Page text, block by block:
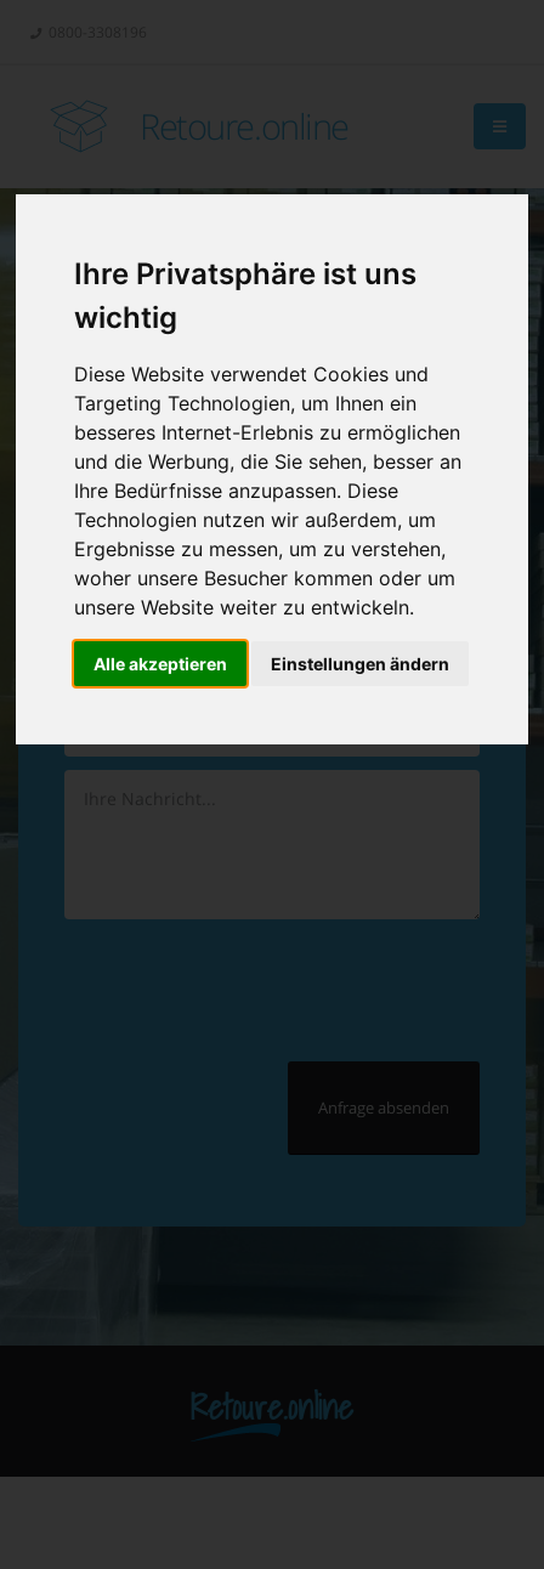
Ihre Privatsphäre ist uns
wichtig
Diese Website verwendet Cookies und
Targeting Technologien, um Ihnen ein
besseres Internet-Erlebnis zu ermöglichen
und die Werbung, die Sie sehen, besser an
Ihre Bedürfnisse anzupassen. Diese
Technologien nutzen wir außerdem, um
Ergebnisse zu messen, um zu verstehen,
woher unsere Besucher kommen oder um
unsere Website weiter zu entwickeln.
Alle akzeptieren Einstellungen ändern
Retoure.online
Retouren-
Management?
Vereinbaren Sie einenRückruf
Hinterlassen Sie uns gern eine persönliche Nachricht.
Retoure.online